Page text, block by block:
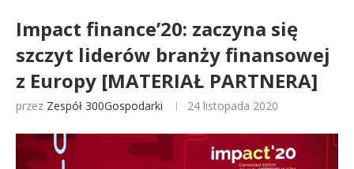
Impact finance’20: zaczyna się
szczyt liderów branży finansowej
z Europy [MATERIAŁ PARTNERA]
przez Zespół 300Gospodarki 24 listopada 2020